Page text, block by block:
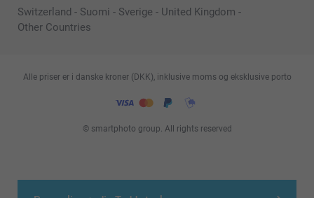
Switzerland - Suomi - Sverige - United Kingdom -
Other Countries
© smartphoto group. All rights reserved
Alle priser er i danske kroner (DKK), inklusive moms og eksklusive porto